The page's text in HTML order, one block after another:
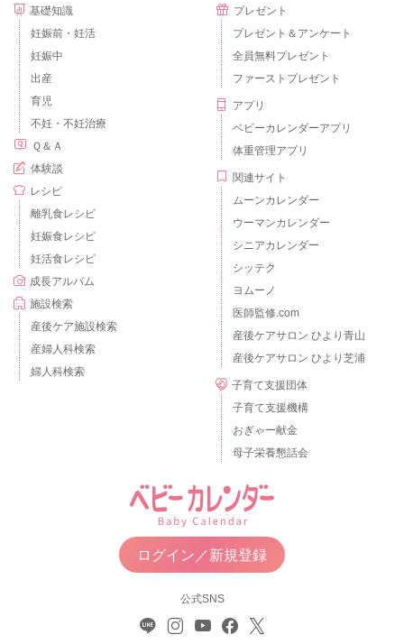
基礎知識
妊娠前・妊活
妊娠中
出産
育児
不妊・不妊治療
Ｑ＆Ａ
体験談
レシピ
離乳食レシピ
妊娠食レシピ
妊活食レシピ
成長アルバム
施設検索
産後ケア施設検索
産婦人科検索
婦人科検索
プレゼント
プレゼント＆アンケート
全員無料プレゼント
ファーストプレゼント
アプリ
ベビーカレンダーアプリ
体重管理アプリ
関連サイト
ムーンカレンダー
ウーマンカレンダー
シニアカレンダー
シッテク
ヨムーノ
医師監修.com
産後ケアサロン ひより青山
産後ケアサロン ひより芝浦
子育て支援団体
子育て支援機構
おぎゃー献金
母子栄養懇話会
ログイン／新規登録
公式SNS